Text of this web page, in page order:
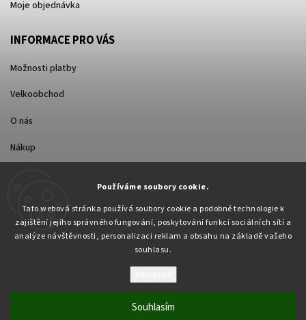
Používáme soubory cookie.
Tato webová stránka používá soubory cookie a podobné technologie k
zajištění jejího správného fungování, poskytování funkcí sociálních sítí a
analýze návštěvnosti, personalizaci reklam a obsahu na základě vašeho
souhlasu.
Souhlasím
Moje objednávka
INFORMACE PRO VÁS
Možnosti platby
Velkoobchod
O nás
Nákup
Copyright 2026Pabex.cz. Všechna práva vyhrazena.
Upravit nastavení cookies